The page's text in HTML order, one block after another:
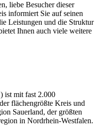
liebe Besucher dieser
informiert Sie auf seinen
Leistungen und die Struktur
Ihnen auch viele weitere
ist mit fast 2.000
flächengrößte Kreis und
Sauerland, der größten
in Nordrhein-Westfalen.